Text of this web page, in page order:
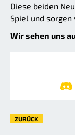
Diese beiden
Spiel und
Wir sehen uns
ZURÜCK